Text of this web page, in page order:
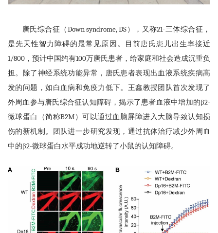
唐氏综合征（Down syndrome, DS），又称21-三体综合征，
是先天性智力障碍的最常见原因。目前唐氏患儿出生率接近
1/800，预计中国约有100万唐氏患者，给家庭和社会造成沉重负
担。除了神经系统功能异常，唐氏患者表现出血液系统疾病高
发的问题，如白血病和免疫力低下。王鑫教授团队首次发现了
外周血参与唐氏综合征认知障碍，揭示了患者血液中增加的β2-
微球蛋白（简称B2M）可以通过血脑屏障进入大脑导致认知损
伤的新机制。团队进一步研究发现，通过抗体治疗减少外周血
中的β2-微球蛋白水平成功地逆转了小鼠的认知障碍。